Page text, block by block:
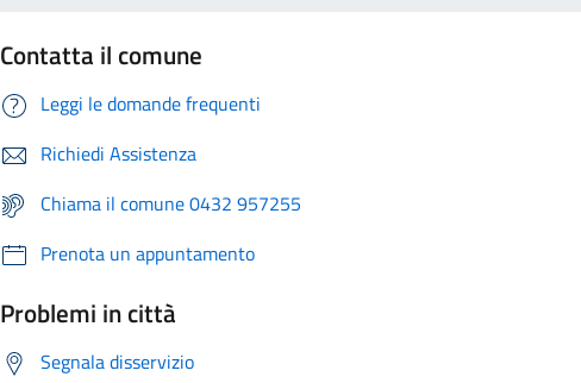
Contatta il comune
Leggi le domande frequenti
Richiedi Assistenza
Chiama il comune 0432 957255
Prenota un appuntamento
Problemi in città
Segnala disservizio